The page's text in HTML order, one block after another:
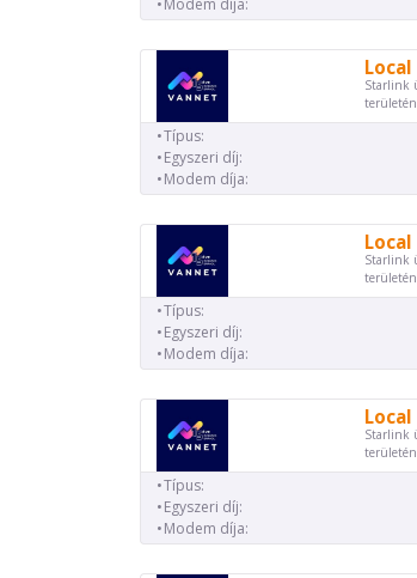
Modem díja:
Starlink
Típus:
Egyszeri díj:
Modem díja:
Starlink
Típus:
Egyszeri díj:
Modem díja:
Starlink
Típus:
Egyszeri díj:
Modem díja: